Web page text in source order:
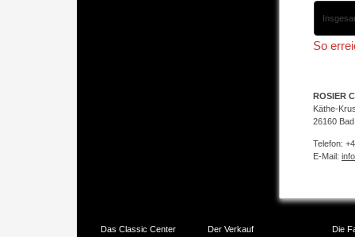
So
ROSIER
Käthe-
26160
Telefon:
E-Mail:
Das Classic Center
Der Verkauf
Die